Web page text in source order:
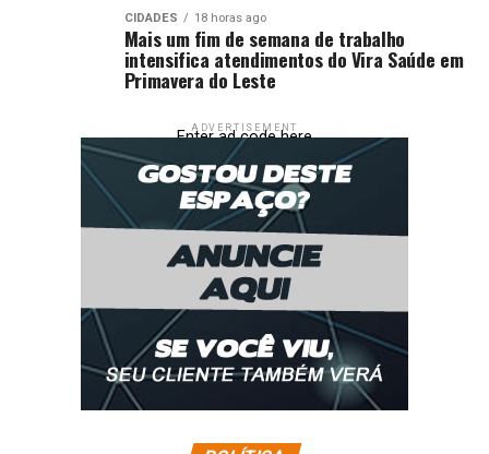
CIDADES 18 horas ago
Mais um fim de semana de trabalho
intensifica atendimentos do Vira Saúde em
Primavera do Leste
ADVERTISEMENT
Enter ad code here